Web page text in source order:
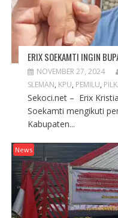
ERIX SOEKAMTI INGIN
NOVEMBER 27, 2024
SLEMAN, KPU, PEMILU,
Sekoci.net – Erix
Soekamti mengikuti
Kabupaten...
News